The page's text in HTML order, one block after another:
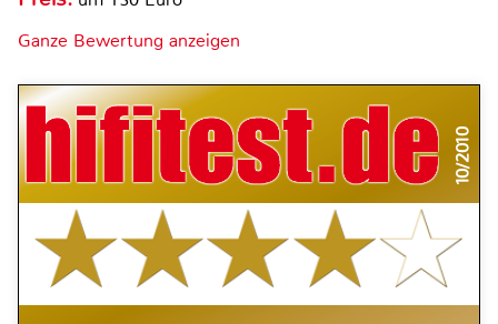
Ganze Bewertung anzeigen
10/2010